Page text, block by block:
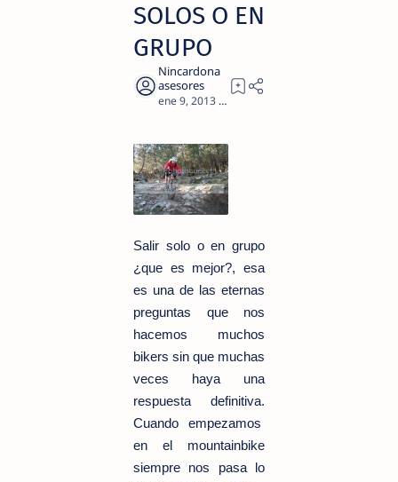
SOLOS O EN
GRUPO
3
Salir solo o en grupo
¿que es mejor?, esa
es una de las eternas
preguntas que nos
hacemos muchos
bikers sin que muchas
veces haya una
respuesta definitiva.
Cuando empezamos
en el mountainbike
siempre nos pasa lo